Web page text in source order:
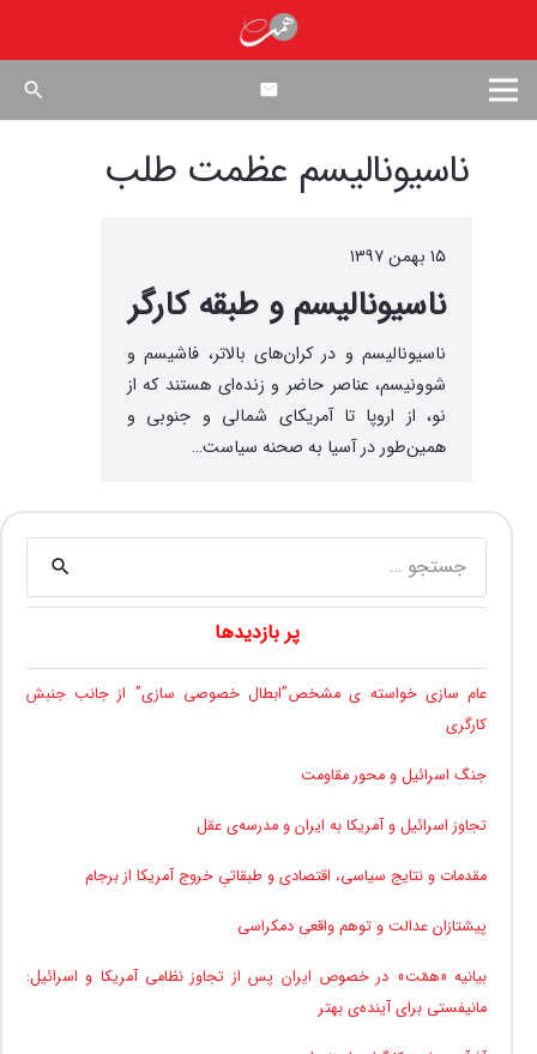
search
ناسیونالیسم عظمت طلب
۱۵ بهمن ۱۳۹۷
ناسیونالیسم و طبقه کارگر
ناسیونالیسم و در کران‌های بالاتر، فاشیسم و
شوونیسم، عناصر حاضر و زنده‌ای هستند که از
نو، از اروپا تا آمریکای شمالی و جنوبی و
همین‌طور در آسیا به صحنه­ سیاست…
برای:
پر بازدیدها
عام سازی خواسته ی مشخص”ابطال خصوصی سازی” از جانب جنبش
کارگری
جنگ اسرائیل و محور مقاومت
تجاوز اسرائیل و آمریکا به ایران و مدرسه‌ی عقل
مقدمات و نتایج سیاسی، اقتصادی و طبقاتیِ خروج آمریکا از برجام
پیشتازان عدالت و توهم واقعی دمکراسی
بیانیه «همّت» در خصوص ایران پس از تجاوز نظامی آمریکا و اسرائیل:
مانیفستی برای آینده‌ی بهتر